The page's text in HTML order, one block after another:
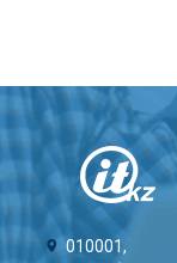
010001,